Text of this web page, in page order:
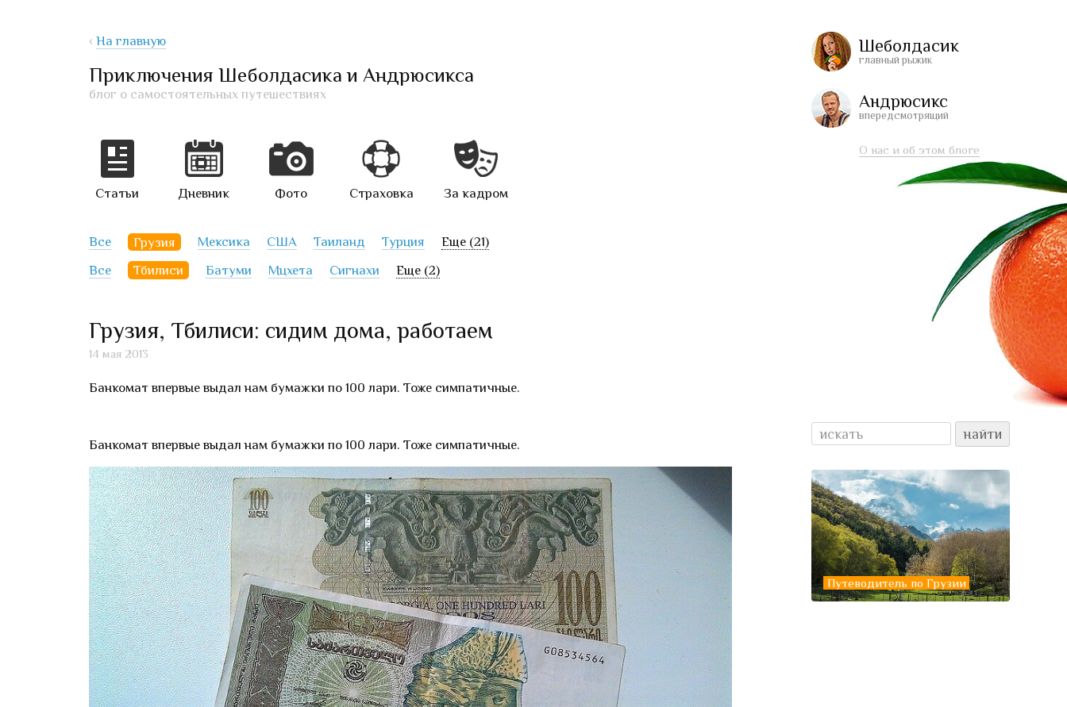
‹ На главную
Приключения Шеболдасика и Андрюсикса
блог о самостоятельных путешествиях
Статьи Дневник Фото Страховка За кадром
Все Грузия Мексика США Таиланд Турция
Еще (21)
Все
Тбилиси Батуми Мцхета Сигнахи Еще (2)
Грузия, Тбилиси: сидим дома, работаем
14 мая 2013
Банкомат впервые выдал нам бумажки по 100 лари. Тоже симпатичные.
Банкомат впервые выдал нам бумажки по 100 лари. Тоже симпатичные.
Шеболдасик
главный рыжик
Андрюсикс
впередсмотрящий
О нас и об этом блоге
Путеводитель по Грузии